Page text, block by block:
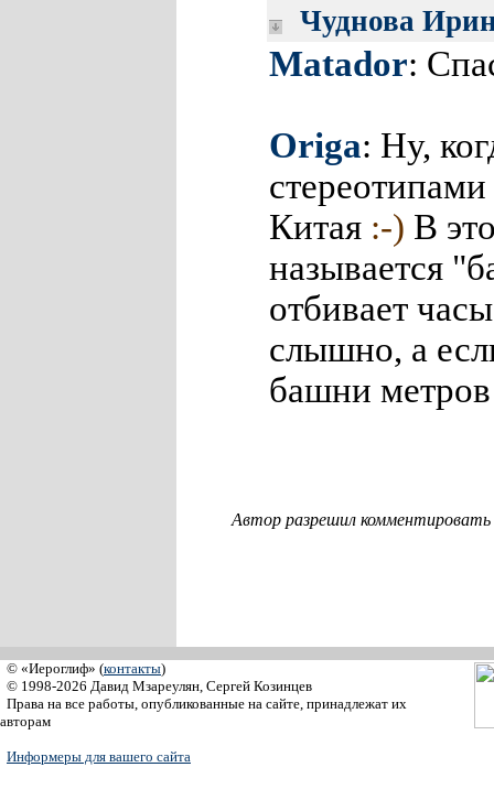
Чуднова
Matador:
Origa: Ну,
Китая :-) В
называется
отбивает
слышно, а
башни
Автор разрешил
© «Иероглиф» (контакты)
© 1998-2026 Давид Мзареулян, Сергей Козинцев
Права на все работы, опубликованные на сайте, принадлежат их
авторам
Информеры для вашего сайта